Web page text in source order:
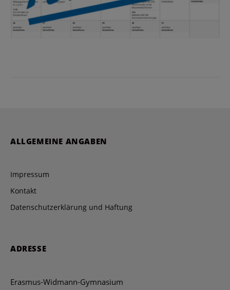
ALLGEMEINE ANGABEN
Impressum
Kontakt
Datenschutzerklärung und Haftung
ADRESSE
Erasmus-Widmann-Gymnasium